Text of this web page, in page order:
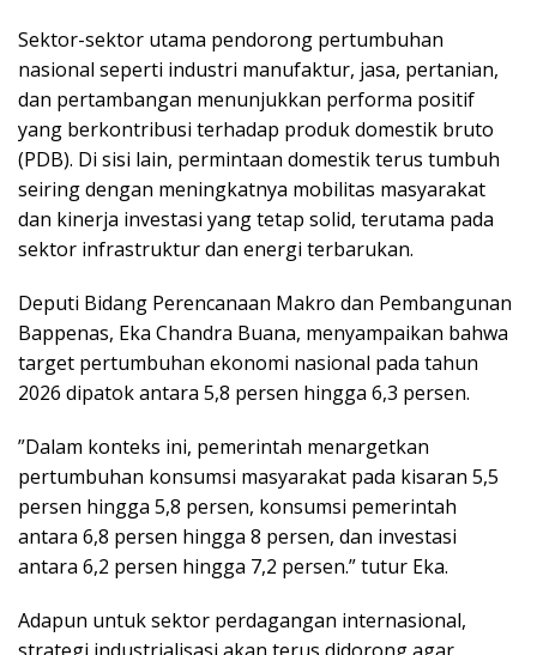
Sektor-sektor utama pendorong pertumbuhan
nasional seperti industri manufaktur, jasa, pertanian,
dan pertambangan menunjukkan performa positif
yang berkontribusi terhadap produk domestik bruto
(PDB). Di sisi lain, permintaan domestik terus tumbuh
seiring dengan meningkatnya mobilitas masyarakat
dan kinerja investasi yang tetap solid, terutama pada
sektor infrastruktur dan energi terbarukan.
Deputi Bidang Perencanaan Makro dan Pembangunan
Bappenas, Eka Chandra Buana, menyampaikan bahwa
target pertumbuhan ekonomi nasional pada tahun
2026 dipatok antara 5,8 persen hingga 6,3 persen.
”Dalam konteks ini, pemerintah menargetkan
pertumbuhan konsumsi masyarakat pada kisaran 5,5
persen hingga 5,8 persen, konsumsi pemerintah
antara 6,8 persen hingga 8 persen, dan investasi
antara 6,2 persen hingga 7,2 persen.” tutur Eka.
Adapun untuk sektor perdagangan internasional,